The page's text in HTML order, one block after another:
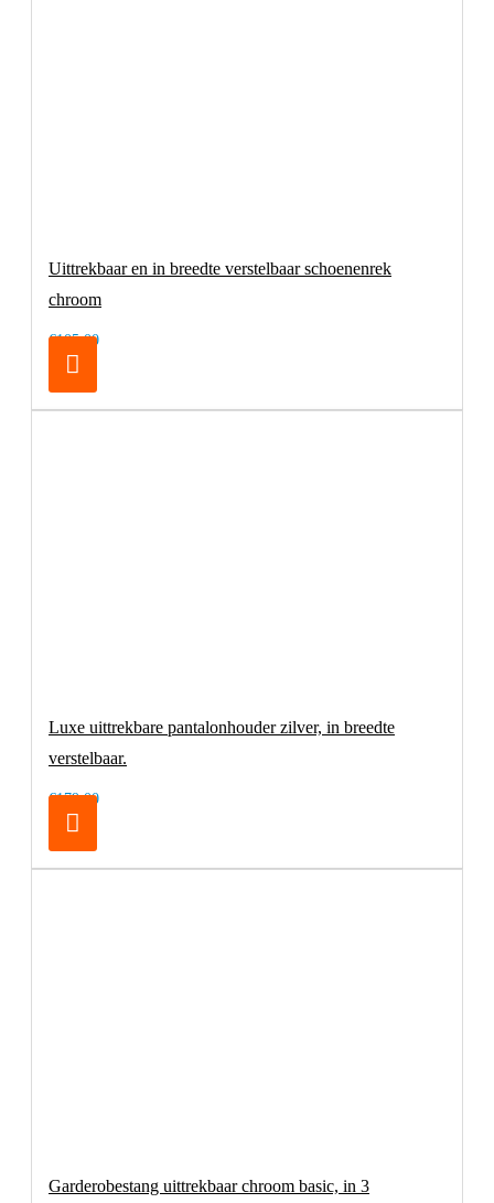
Uittrekbaar en in breedte verstelbaar schoenenrek
chroom
€105,00
Luxe uittrekbare pantalonhouder zilver, in breedte
verstelbaar.
€179,00
Garderobestang uittrekbaar chroom basic, in 3